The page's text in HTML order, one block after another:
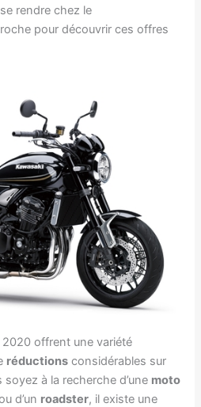
rendre chez le
pour découvrir ces offres
offrent une variété
réductions considérables sur
à la recherche d’une moto
d’un roadster, il existe une